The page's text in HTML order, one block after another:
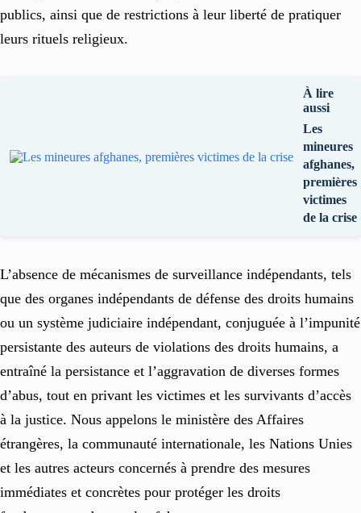
publics, ainsi que de restrictions à leur liberté de pratiquer
leurs rituels religieux.
À lire
aussi
Les
mineures
afghanes,
premières
victimes
de la crise
L’absence de mécanismes de surveillance indépendants, tels
que des organes indépendants de défense des droits humains
ou un système judiciaire indépendant, conjuguée à l’impunité
persistante des auteurs de violations des droits humains, a
entraîné la persistance et l’aggravation de diverses formes
d’abus, tout en privant les victimes et les survivants d’accès
à la justice. Nous appelons le ministère des Affaires
étrangères, la communauté internationale, les Nations Unies
et les autres acteurs concernés à prendre des mesures
immédiates et concrètes pour protéger les droits